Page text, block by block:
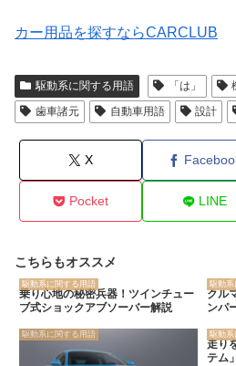
カー用品を探すならCARCLUB
駆動系に関する用語 「は」
歯車諸元
自動車用語 設計
X
Pocket LINE
こちらもオススメ
駆動系に関する用語
乗り心地の秘密兵器！ツインチュー
ブ式ショックアブソーバー解説
駆動系
クル
ンパ
駆動系に関する用語 駆動系
走り
テム